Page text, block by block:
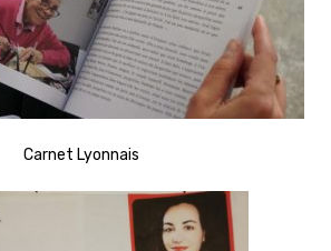
Carnet Lyonnais